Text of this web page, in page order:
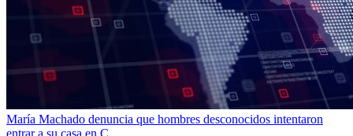
María Machado denuncia que hombres desconocidos intentaron